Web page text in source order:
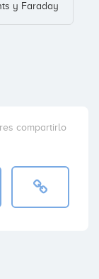
y Faraday
compartirlo